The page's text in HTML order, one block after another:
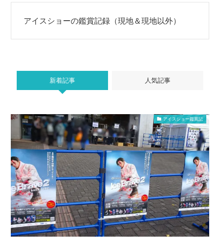
アイスショーの鑑賞記録（現地＆現地以外）
新着記事 人気記事
アイスショー鑑賞記